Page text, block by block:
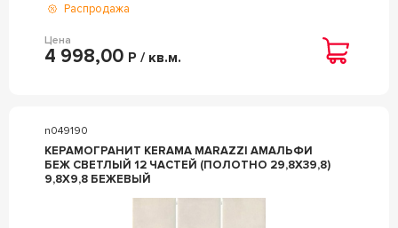
Распродажа
Цена
4 998,00 Р / кв.м.
n049190
КЕРАМОГРАНИТ KERAMA MARAZZI АМАЛЬФИ
БЕЖ СВЕТЛЫЙ 12 ЧАСТЕЙ (ПОЛОТНО 29,8Х39,8)
9,8Х9,8 БЕЖЕВЫЙ